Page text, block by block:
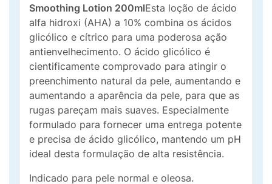
Smoothing Lotion 200mlEsta loção de ácido
alfa hidroxi (AHA) a 10% combina os ácidos
glicólico e cítrico para uma poderosa ação
antienvelhecimento. O ácido glicólico é
cientificamente comprovado para atingir o
preenchimento natural da pele, aumentando e
aumentando a aparência da pele, para que as
rugas pareçam mais suaves. Especialmente
formulado para fornecer uma entrega potente
e precisa de ácido glicólico, mantendo um pH
ideal desta formulação de alta resistência.
Indicado para pele normal e oleosa.